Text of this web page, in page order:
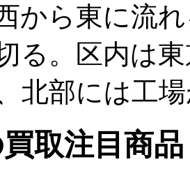
から東に流
る。区内は
北部には工
取注目商品